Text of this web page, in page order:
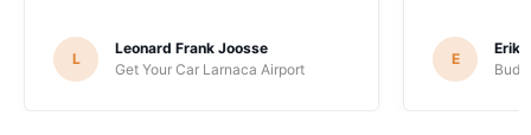
L
Leonard Frank Joosse
Get Your Car Larnaca Airport
E
Erik